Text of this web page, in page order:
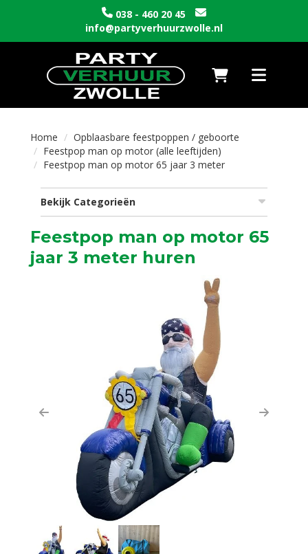
038 - 460 20 45
info@partyverhuurzwolle.nl
Naar winkelwagen
Toggle
Home
Opblaasbare feestpoppen / geboorte
Feestpop man op motor (alle leeftijden)
Feestpop man op motor 65 jaar 3 meter
Bekijk Categorieën
Feestpop man op motor 65
jaar 3 meter huren
Previous Next